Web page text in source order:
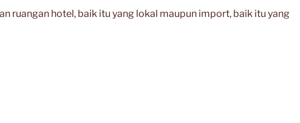
ruangan hotel, baik itu yang lokal maupun import, baik itu yang